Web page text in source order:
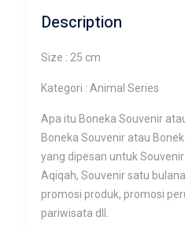
Description
Size : 25 cm
Kategori : Animal Series
Apa itu Boneka Souvenir
Boneka Souvenir atau
yang dipesan untuk
Aqiqah, Souvenir satu
promosi produk, promosi
pariwisata dll.